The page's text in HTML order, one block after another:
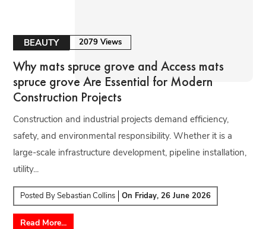
BEAUTY 2079 Views
Why mats spruce grove and Access mats
spruce grove Are Essential for Modern
Construction Projects
Construction and industrial projects demand efficiency,
safety, and environmental responsibility. Whether it is a
large-scale infrastructure development, pipeline installation,
utility...
Posted BySebastian Collins On Friday, 26 June 2026
Read More...